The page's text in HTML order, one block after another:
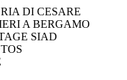
DI CESARE
A BERGAMO
SIAD